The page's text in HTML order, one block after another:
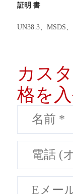
証明 書
UN38.3、MSDS
カス
格を